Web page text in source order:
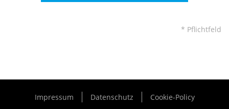
* Pflichtfeld
Impressum Datenschutz Cookie-Policy